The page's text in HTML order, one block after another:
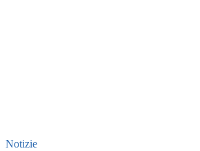
Notizie